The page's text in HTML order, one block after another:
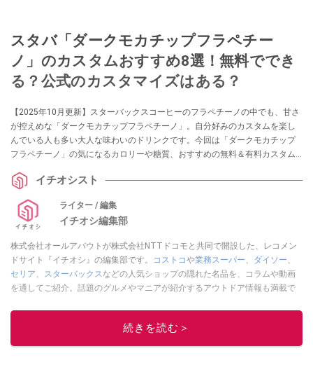
スタバ「ダークモカチップフラペチー
ノ」のカスタムおすすめ8選！無料ででき
る？公式のカスタマイズはある？
【2025年10月更新】スターバックスコーヒーのフラペチーノの中でも、甘さ
が控えめな「ダークモカチップフラペチーノ」。自分好みのカスタムを楽し
んでいる人も多い大人な味わいのドリンクです。今回は「ダークモカチップ
フラペチーノ」の気になるカロリーや糖質、おすすめの無料＆有料カスタム
イチオシスト
ライター / 編集
イチオシ編集部
株式会社オールアバウトが株式会社NTTドコモと共同で開設した、レコメン
ドサイト『イチオシ』の編集部です。
コストコや業務スーパー ダイソー
セリア
スターバックス などの人気ショップの隠れた名品を、コラムや動画
を通してご紹介。話題のグルメやマニアが紹介するアウトドア情報も満載で
レビューしています。毎日トレンド情報をお届けしているので、ぜひ
してください！続きを読む＞